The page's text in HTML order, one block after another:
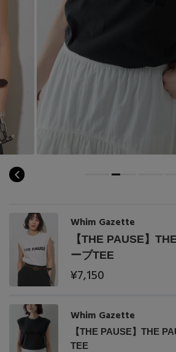
Whim Gazette
【THE PAUSE】
ーブTEE
¥7,150
Whim Gazette
【THE PAUSE】THE
TEE